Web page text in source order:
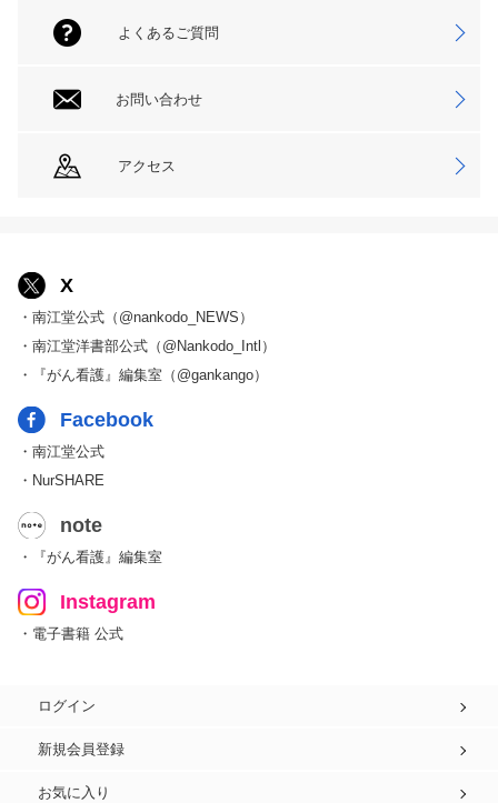
よくあるご質問
お問い合わせ
アクセス
X
・南江堂公式（@nankodo_NEWS）
・南江堂洋書部公式（@Nankodo_Intl）
・『がん看護』編集室（@gankango）
Facebook
・南江堂公式
・NurSHARE
note
・『がん看護』編集室
Instagram
・電子書籍 公式
ログイン
新規会員登録
お気に入り